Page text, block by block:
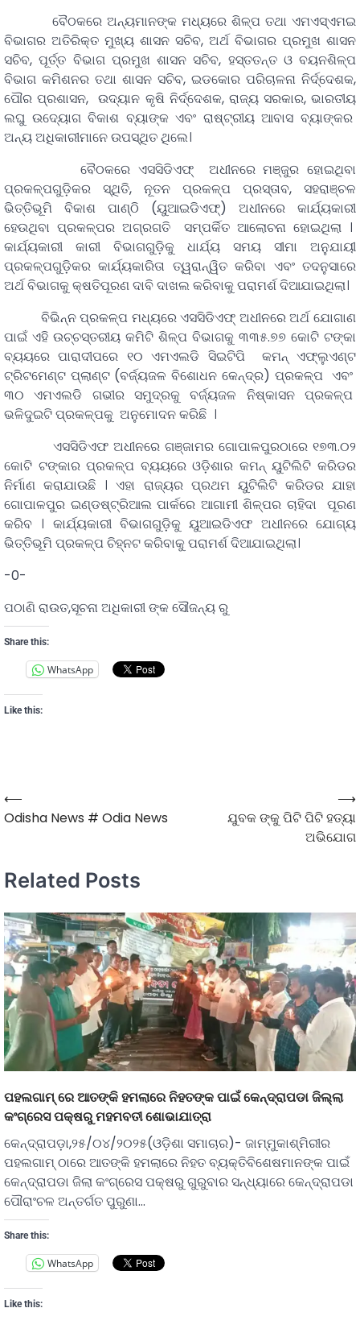
ବୈଠକରେ ଅନ୍ୟମାନଙ୍କ ମଧ୍ୟରେ ଶିଳ୍ପ ତଥା ଏମଏସ୍ଏମଇ
ବିଭାଗର ଅତିରିକ୍ତ ମୁଖ୍ୟ ଶାସନ ସଚିବ, ଅର୍ଥ ବିଭାଗର ପ୍ରମୁଖ ଶାସନ
ସଚିବ, ପୂର୍ତ୍ତ ବିଭାଗ ପ୍ରମୁଖ ଶାସନ ସଚିବ, ହସ୍ତତନ୍ତ ଓ ବୟନଶିଳ୍ପ
ବିଭାଗ କମିଶନର ତଥା ଶାସନ ସଚିବ, ଇଡକୋର ପରିଚାଳନା ନିର୍ଦ୍ଦେଶକ,
ପୌର ପ୍ରଶାସନ, ଉଦ୍ୟାନ କୃଷି ନିର୍ଦ୍ଦେଶକ, ରାଜ୍ୟ ସରକାର, ଭାରତୀୟ
ଲଘୁ ଉଦ୍ୟୋଗ ବିକାଶ ବ୍ୟାଙ୍କ ଏବଂ ରାଷ୍ଟ୍ରୀୟ ଆବାସ ବ୍ୟାଙ୍କର
ଅନ୍ୟ ଅଧିକାରୀମାନେ ଉପସ୍ଥିତ ଥିଲେ।
ବୈଠକରେ ଏସସିଡିଏଫ୍ ଅଧୀନରେ ମଞ୍ଜୁର ହୋଇଥିବା
ପ୍ରକଳ୍ପଗୁଡ଼ିକର ସ୍ଥିତି, ନୂତନ ପ୍ରକଳ୍ପ ପ୍ରସ୍ତାବ, ସହରାଞ୍ଚଳ
ଭିତ୍ତିଭୂମି ବିକାଶ ପାଣ୍ଠି (ୟୁଆଇଡିଏଫ୍) ଅଧୀନରେ କାର୍ଯ୍ୟକାରୀ
ହେଉଥିବା ପ୍ରକଳ୍ପର ଅଗ୍ରଗତି ସମ୍ପର୍କିତ ଆଲୋଚନା ହୋଇଥିଲା ।
କାର୍ଯ୍ୟକାରୀ କାରୀ ବିଭାଗଗୁଡ଼ିକୁ ଧାର୍ଯ୍ୟ ସମୟ ସୀମା ଅନୁଯାୟୀ
ପ୍ରକଳ୍ପଗୁଡ଼ିକର କାର୍ଯ୍ୟକାରିତା ତ୍ୱରାନ୍ୱିତ କରିବା ଏବଂ ତଦନୁସାରେ
ଅର୍ଥ ବିଭାଗକୁ କ୍ଷତିପୂରଣ ଦାବି ଦାଖଲ କରିବାକୁ ପରାମର୍ଶ ଦିଆଯାଇଥିଲା।
ବିଭିନ୍ନ ପ୍ରକଳ୍ପ ମଧ୍ୟରେ ଏସସିଡିଏଫ୍ ଅଧୀନରେ ଅର୍ଥ ଯୋଗାଣ
ପାଇଁ ଏହି ଉଚ୍ଚସ୍ତରୀୟ କମିଟି ଶିଳ୍ପ ବିଭାଗକୁ ୩୩୫.୭୭ କୋଟି ଟଙ୍କା
ବ୍ୟୟରେ ପାରାଦୀପରେ ୧୦ ଏମଏଲଡି ସିଇଟିପି କମନ୍ ଏଫ୍ଲୁଏଣ୍ଟ
ଟ୍ରିଟମେଣ୍ଟ ପ୍ଲାଣ୍ଟ (ବର୍ଜ୍ୟଜଳ ବିଶୋଧନ କେନ୍ଦ୍ର) ପ୍ରକଳ୍ପ ଏବଂ
୩୦ ଏମଏଲଡି ଗଭୀର ସମୁଦ୍ରକୁ ବର୍ଜ୍ୟଜଳ ନିଷ୍କାସନ ପ୍ରକଳ୍ପ
ଭଳିଦୁଇଟି ପ୍ରକଳ୍ପକୁ ଅନୁମୋଦନ କରିଛି ।
ଏସସିଡିଏଫ ଅଧୀନରେ ଗଞ୍ଜାମର ଗୋପାଳପୁରଠାରେ ୧୭୩.୦୨
କୋଟି ଟଙ୍କାର ପ୍ରକଳ୍ପ ବ୍ୟୟରେ ଓଡ଼ିଶାର କମନ୍ ୟୁଟିଲିଟି କରିଡର
ନିର୍ମାଣ କରାଯାଉଛି । ଏହା ରାଜ୍ୟର ପ୍ରଥମ ୟୁଟିଲିଟି କରିଡର ଯାହା
ଗୋପାଳପୁର ଇଣ୍ଡଷ୍ଟ୍ରିଆଲ ପାର୍କରେ ଆଗାମୀ ଶିଳ୍ପର ଚାହିଦା ପୂରଣ
କରିବ । କାର୍ଯ୍ୟକାରୀ ବିଭାଗଗୁଡ଼ିକୁ ୟୁଆଇଡିଏଫ ଅଧୀନରେ ଯୋଗ୍ୟ
ଭିତ୍ତିଭୂମି ପ୍ରକଳ୍ପ ଚିହ୍ନଟ କରିବାକୁ ପରାମର୍ଶ ଦିଆଯାଇଥିଲା।
-0-
ପଠାଣି ରାଉତ,ସୂଚନା ଅଧିକାରୀ ଙ୍କ ସୌଜନ୍ୟ ରୁ
Share this:
WhatsApp
Like this:
⟵
Odisha News # Odia News
ଯୁବକ ଙ୍କୁ ପିଟି ପିଟି ହତ୍ୟା
ଅଭିଯୋଗ
⟶
Related Posts
ପହଲଗାମ୍ ରେ ଆତଙ୍କି ହମଲାରେ ନିହତଙ୍କ ପାଇଁ କେନ୍ଦ୍ରାପଡା ଜିଲ୍ଲା
କଂଗ୍ରେସ ପକ୍ଷରୁ ମହମବତୀ ଶୋଭାଯାତ୍ରା
କେନ୍ଦ୍ରାପଡ଼ା,୨୫/୦୪/୨୦୨୫(ଓଡ଼ିଶା ସମାଚାର)- ଜାମ୍ମୁକାଶ୍ମିରୀର
ପହଲଗାମ୍ ଠାରେ ଆତଙ୍କି ହମଲାରେ ନିହତ ବ୍ୟକ୍ତିବିଶେଷମାନଙ୍କ ପାଇଁ
କେନ୍ଦ୍ରାପଡା ଜିଲା କଂଗ୍ରେସ ପକ୍ଷରୁ ଗୁରୁବାର ସନ୍ଧ୍ୟାରେ କେନ୍ଦ୍ରାପଡା
ପୌରାଂଚଳ ଅନ୍ତର୍ଗତ ପୁରୁଣା…
Share this:
WhatsApp
Like this: